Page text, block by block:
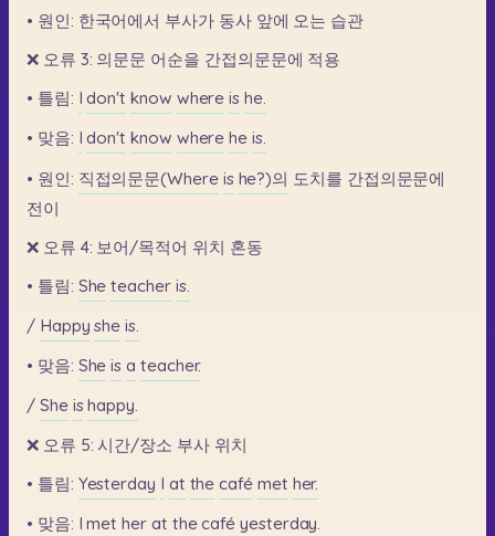
• 원인: 한국어에서 부사가 동사 앞에 오는 습관
❌ 오류 3: 의문문 어순을 간접의문문에 적용
• 틀림: I don't know where is he.
• 맞음: I don't know where he is.
• 원인: 직접의문문(Where is he?)의 도치를 간접의문문에
전이
❌ 오류 4: 보어/목적어 위치 혼동
• 틀림: She teacher is.
/ Happy she is.
• 맞음: She is a teacher.
/ She is happy.
❌ 오류 5: 시간/장소 부사 위치
• 틀림: Yesterday I at the café met her.
• 맞음: I met her at the café yesterday.